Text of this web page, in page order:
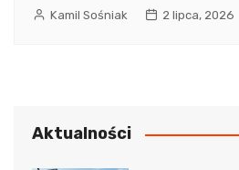
Kamil Sośniak 2 lipca, 2026
Aktualności